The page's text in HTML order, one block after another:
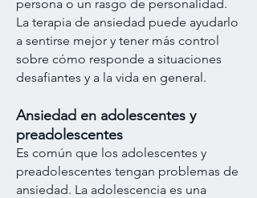
persona o un rasgo de personalidad.
La terapia de ansiedad puede ayudarlo
a sentirse mejor y tener más control
sobre cómo responde a situaciones
desafiantes y a la vida en general.
Ansiedad en adolescentes y
preadolescentes
Es común que los adolescentes y
preadolescentes tengan problemas de
ansiedad. La adolescencia es una